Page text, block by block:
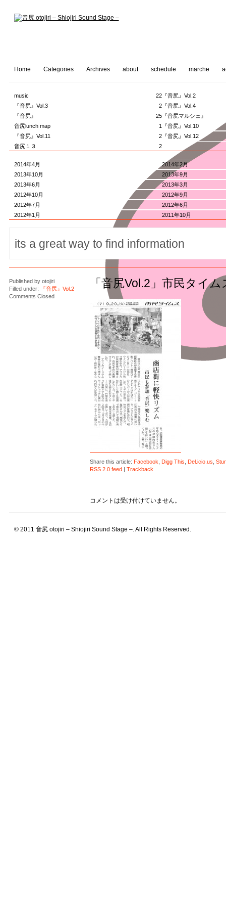
Home Categories Archives about schedule marche
music 22『音尻』Vol.2
『音尻』Vol.3
2『音尻』Vol.4
『音尻』
25『音尻マルシェ』
音尻lunch map
1
『音尻』Vol.10
『音尻』Vol.11
2『音尻』Vol.12
音尻１３
2
2014年4月
2014年2月
2013年10月
2013年9月
2013年6月
2013年3月
2012年10月
2012年9月
2012年7月
2012年6月
2012年1月
2011年10月
Published byotojiri
Filled under:
『音尻』Vol.2
Comments Closed
「音尻Vol.2」市民タイ
Share this article: Facebook Digg This Del.icio.us
RSS 2.0 feed| Trackback
コメントは受け付けていません。
© 2011 音尻 otojiri – Shiojiri Sound Stage –. All Rights Reserved.